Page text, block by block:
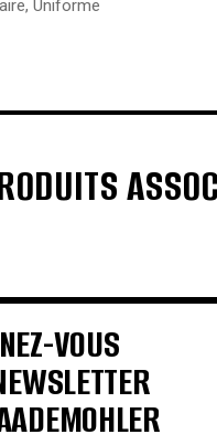
, Uniforme
€
€
€
VOUS